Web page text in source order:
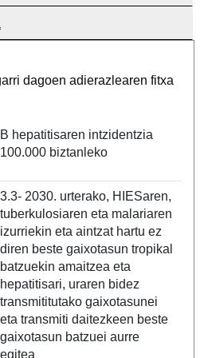
dagoen adierazlearen fitxa
B hepatitisaren intzidentzia
100.000 biztanleko
3.3- 2030. urterako, HIESaren,
tuberkulosiaren eta malariaren
izurriekin eta aintzat hartu ez
diren beste gaixotasun tropikal
batzuekin amaitzea eta
hepatitisari, uraren bidez
transmititutako gaixotasunei
eta transmiti daitezkeen beste
gaixotasun batzuei aurre
egitea